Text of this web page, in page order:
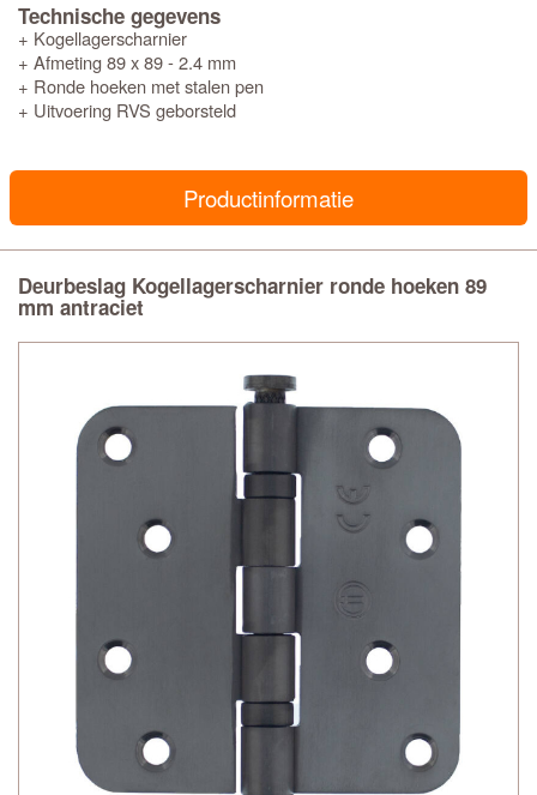
Technische gegevens
+ Kogellagerscharnier
+ Afmeting 89 x 89 - 2.4 mm
+ Ronde hoeken met stalen pen
+ Uitvoering RVS geborsteld
Productinformatie
Deurbeslag Kogellagerscharnier ronde hoeken 89
mm antraciet